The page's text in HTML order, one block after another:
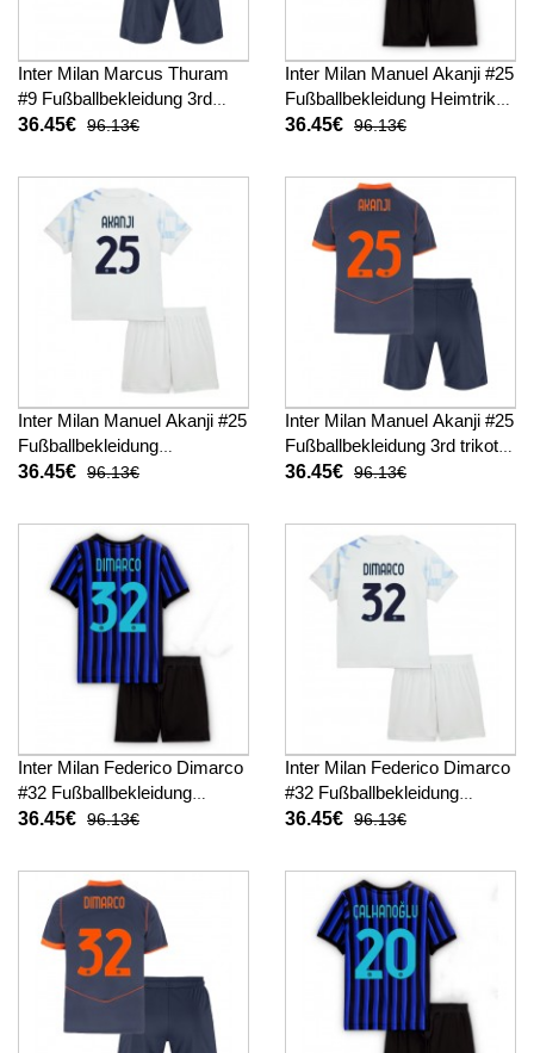
Inter Milan Marcus Thuram
#9 Fußballbekleidung 3rd
trikot Kinder 2025-26
36.45€ 96.13€
Inter Milan Manuel Akanji #25
Fußballbekleidung Heimtrikot
Kinder 2025-26 Kurzarm (+
36.45€ 96.13€
Inter Milan Manuel Akanji #25
Fußballbekleidung
Auswärtstrikot Kinder 2025-
36.45€ 96.13€
Inter Milan Manuel Akanji #25
Fußballbekleidung 3rd trikot
Kinder 2025-26 Kurzarm (+
36.45€ 96.13€
Inter Milan Federico Dimarco
#32 Fußballbekleidung
Heimtrikot Kinder 2025-26
36.45€ 96.13€
Inter Milan Federico Dimarco
#32 Fußballbekleidung
Auswärtstrikot Kinder 2025-
36.45€ 96.13€